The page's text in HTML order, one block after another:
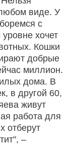
виде. У
с
хочет
Кошки
добрые
миллион.
дома. В
в другой 60,
живут
работа для
отберут
–